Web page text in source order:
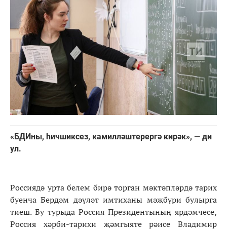
«БДИны, һичшиксез, камилләштерергә кирәк», — ди
ул.
Россиядә урта белем бирә торган мәктәпләрдә тарих
буенча Бердәм дәүләт имтиханы мәҗбүри булырга
тиеш. Бу турыда Россия Президентының ярдәмчесе,
Россия хәрби-тарихи җәмгыяте рәисе Владимир